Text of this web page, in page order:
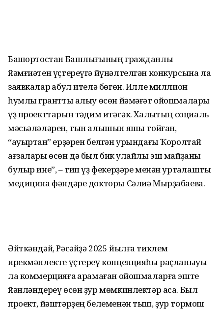
Башҡортостан Башлығының граж­данлыҡ
йәмғиәтен үҫтереүгә йүнәлтел­гән конкурсына ла
заявкалар ҡабул ите­лә бөгөн. Илле миллион
һумлыҡ грантты алыу өсөн йәмәғәт ойошмалары
үҙ проекттарын тәҡдим итәсәк. Халыҡтың социаль
мәсьәләләрен, тын алышын яҡшы тойған,
“ауыртҡан” ерҙә­рен белгән урындағы Ҡоролтай
ағза­лары өсөн дә был бик ҡулайлы эш май­­ҙаны
булыр ине”, – тип үҙ фекерҙәре менән уртаҡлашты
медицина фәндәре докторы Сәлиә Мырҙабаева.
Әйткәндәй, Рәсәйҙә 2025 йылға тиклем
ирекмәнлекте үҫтереү концеп­ция­һы раҫланыуы
ла коммерцияға ҡара­маған ойошмаларға эште
йәнләндереү өсөн ҙур мөмкинлектәр аса. Был
проект, йәштәрҙең белеменән тыш, ҙур тормош